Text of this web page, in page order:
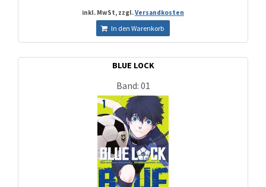
inkl. MwSt, zzgl.Versandkosten
In den Warenkorb
BLUE LOCK
Band: 01